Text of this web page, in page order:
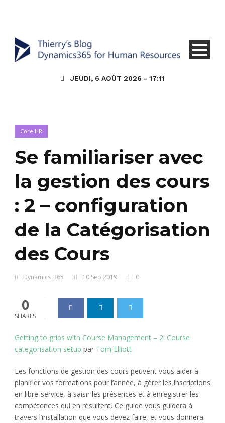
JEUDI, 6 AOÛT 2026 - 17:11
Core HR
Se familiariser avec
la gestion des cours
: 2 – configuration
de la Catégorisation
des Cours
Dynamics_365 10 Sep 2019 0
0
SHARES
Getting to grips with Course Management – 2: Course
categorisation setup par Tom Elliott
Les fonctions de gestion des cours peuvent vous aider à
planifier vos formations pour l’année, à gérer les inscriptions
en libre-service, à saisir les présences et à enregistrer les
compétences qui en résultent. Ce guide vous guidera à
travers l’installation que vous devez faire, et vous donnera